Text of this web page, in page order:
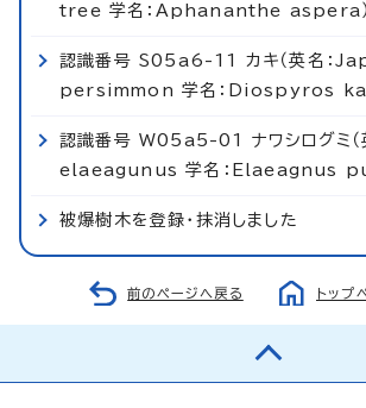
tree 学名：Aphananthe aspera）
認識番号 S05a6-11 カキ（英名：
persimmon 学名：Diospyros
認識番号 W05a5-01 ナワシログミ
elaeagunus 学名：Elaeagnus
被爆樹木を登録・抹消しました
前のページへ戻る トップ